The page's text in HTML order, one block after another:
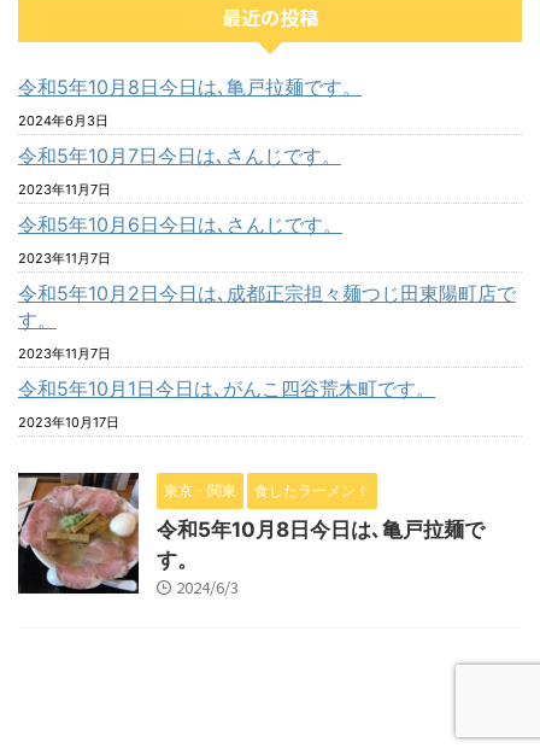
最近の投稿
令和5年10月8日今日は､亀戸拉麺です。
2024年6月3日
令和5年10月7日今日は､さんじです。
2023年11月7日
令和5年10月6日今日は､さんじです。
2023年11月7日
令和5年10月2日今日は､成都正宗担々麺つじ田東陽町店で
す。
2023年11月7日
令和5年10月1日今日は､がんこ四谷荒木町です。
2023年10月17日
東京・関東 食したラーメン！
令和5年10月8日今日は､亀戸拉麺で
す。
2024/6/3